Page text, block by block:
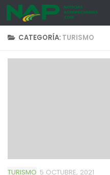
Skip to content
CATEGORÍA: TURISMO
TURISMO 5 OCTUBRE, 2021